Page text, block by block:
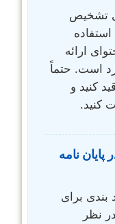
تشخیص
ارائه
است. حتماً
کنید و
کنید.
پایان نامه
بندی برای
نظر